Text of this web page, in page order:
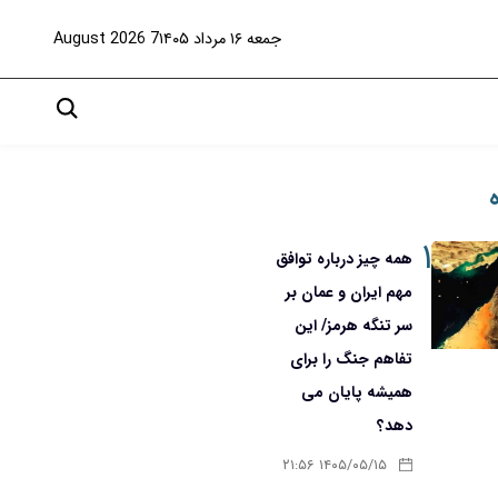
جمعه ۱۶ مرداد ۱۴۰۵ 7 August 2026
۱ همه چیز درباره توافق
مهم ایران و عمان بر
سر تنگه هرمز/ این
تفاهم جنگ را برای
همیشه پایان می
دهد؟
۱۴۰۵/۰۵/۱۵ ۲۱:۵۶